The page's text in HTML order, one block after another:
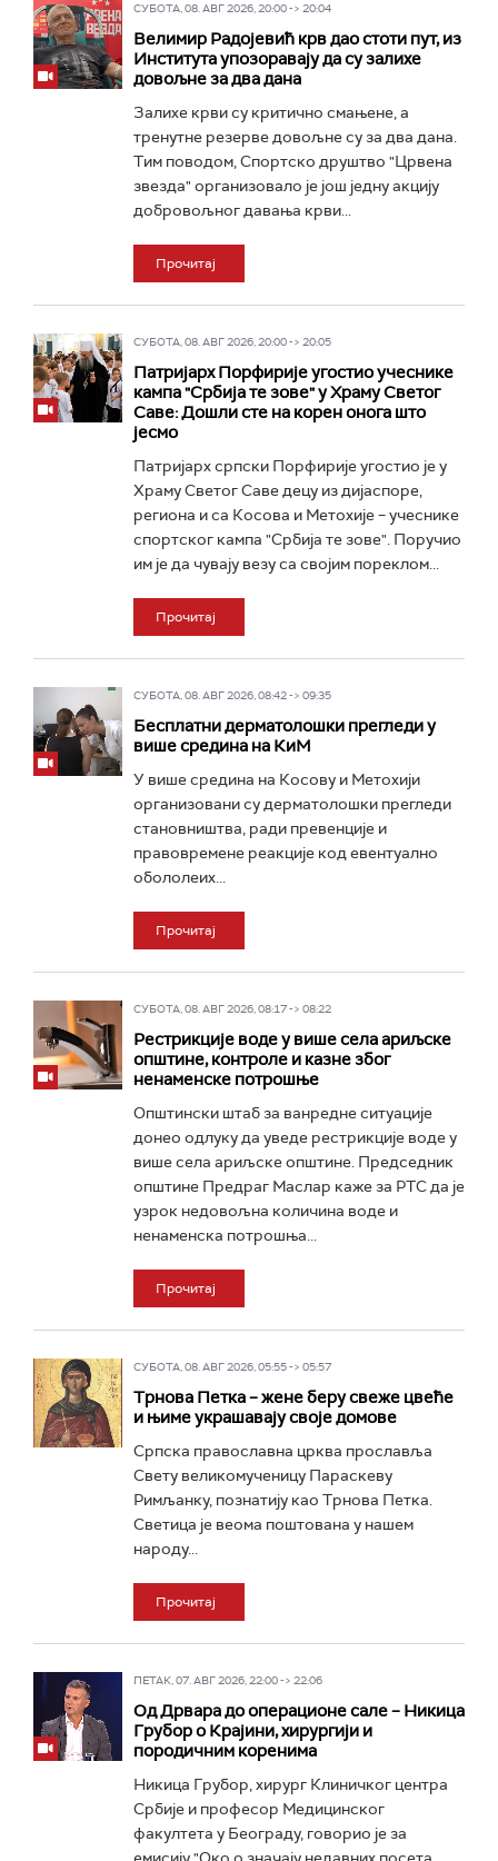
СУБОТА, 08. АВГ 2026, 20:00 -> 20:04
Велимир Радојевић крв дао стоти пут, из
Института упозоравају да су залихе
довољне за два дана
Залихе крви су критично смањене, а
тренутне резерве довољне су за два дана.
Тим поводом, Спортско друштво "Црвена
звезда" организовало је још једну акцију
добровољног давања крви...
Прочитај
СУБОТА, 08. АВГ 2026, 20:00 -> 20:05
Патријарх Порфирије угостио учеснике
кампа "Србија те зове" у Храму Светог
Саве: Дошли сте на корен онога што
јесмо
Патријарх српски Порфирије угостио је у
Храму Светог Саве децу из дијаспоре,
региона и са Косова и Метохије – учеснике
спортског кампа "Србија те зове". Поручио
им је да чувају везу са својим пореклом...
Прочитај
СУБОТА, 08. АВГ 2026, 08:42 -> 09:35
Бесплатни дерматолошки прегледи у
више средина на КиМ
У више средина на Косову и Метохији
организовани су дерматолошки прегледи
становништва, ради превенције и
правовремене реакције код евентуално
обололеих...
Прочитај
СУБОТА, 08. АВГ 2026, 08:17 -> 08:22
Рестрикције воде у више села ариљске
општине, контроле и казне због
ненаменске потрошње
Општински штаб за ванредне ситуације
донео одлуку да уведе рестрикције воде у
више села ариљске општине. Председник
општине Предраг Маслар каже за РТС да је
узрок недовољна количина воде и
ненаменска потрошња...
Прочитај
СУБОТА, 08. АВГ 2026, 05:55 -> 05:57
Трнова Петка – жене беру свеже цвеће
и њиме украшавају своје домове
Српска православна црква прославља
Свету великомученицу Параскеву
Римљанку, познатију као Трнова Петка.
Светица је веома поштована у нашем
народу...
Прочитај
ПЕТАК, 07. АВГ 2026, 22:00 -> 22:06
Од Дрвара до операционе сале – Никица
Грубор о Крајини, хирургији и
породичним коренима
Никица Грубор, хирург Клиничког центра
Србије и професор Медицинског
факултета у Београду, говорио је за